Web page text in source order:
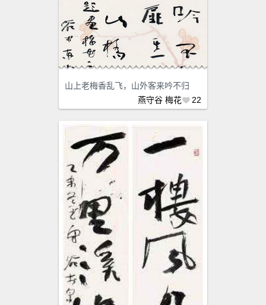
山上老梅香乱飞，山外客来吟不归
燕守谷 梅花 22